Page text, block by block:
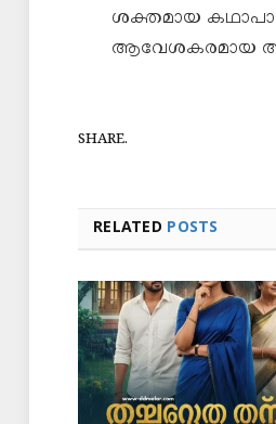
ശക്തമായ
ആവേശകരമായ
SHARE.
RELATED POSTS